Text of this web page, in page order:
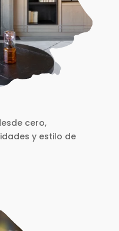
cero,
y estilo de